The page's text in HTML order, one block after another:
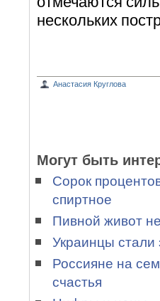
нескольких
Анастасия Круглова
Могут быть
Сорок
спиртное
Пивной живот
Украинцы стали
Россияне на
счастья